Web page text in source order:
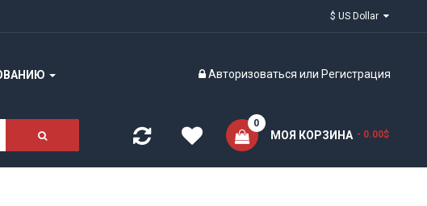
Авторизоваться или Регистрация
МОЯ КОРЗИНА
0
- 0.00$